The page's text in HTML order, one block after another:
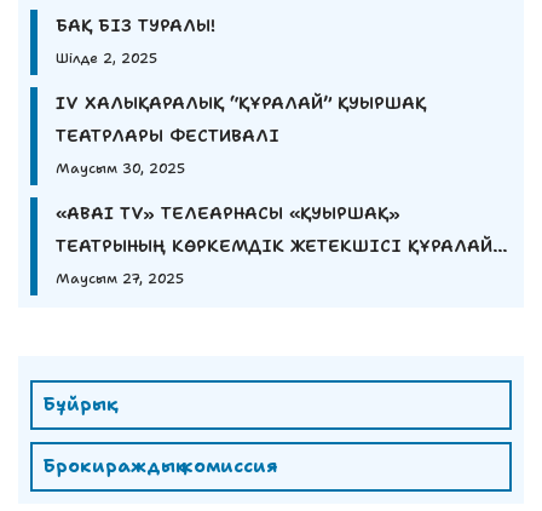
БАҚ БІЗ ТУРАЛЫ!
Шілде 2, 2025
IV ХАЛЫҚАРАЛЫҚ “ҚҰРАЛАЙ” ҚУЫРШАҚ
ТЕАТРЛАРЫ ФЕСТИВАЛІ
Маусым 30, 2025
«ABAI TV» ТЕЛЕАРНАСЫ «ҚУЫРШАҚ»
ТЕАТРЫНЫҢ КӨРКЕМДІК ЖЕТЕКШІСІ ҚҰРАЛАЙ
ЕШМҰРАТОВАНЫҢ СҰХБАТЫН ҰСЫНАДЫ
Маусым 27, 2025
Бұйрық
Брокираждық комиссия